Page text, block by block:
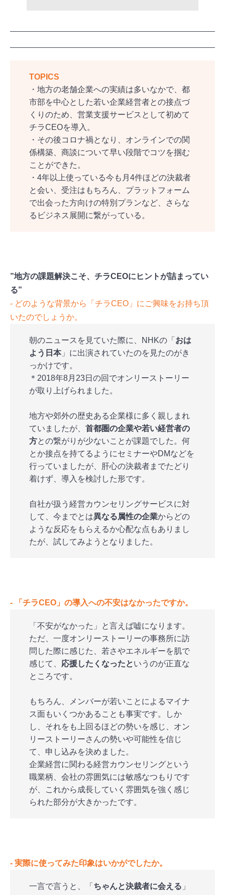
TOPICS
・地方の老舗企業への実績は多いなかで、都
市部を中心とした若い企業経営者との接点づ
くりのため、営業支援サービスとして初めて
チラCEOを導入。
・その後コロナ禍となり、オンラインでの関
係構築、商談について早い段階でコツを掴む
ことができた。
・4年以上使っている今も月4件ほどの決裁者
と会い、受注はもちろん、プラットフォーム
で出会った方向けの特別プランなど、さらな
るビジネス展開に繋がっている。
”地方の課題解決こそ、チラCEOにヒントが詰まってい
る”
‐ どのような背景から「チラCEO」にご興味をお持ち頂
いたのでしょうか。
朝のニュースを見ていた際に、NHKの「 おは
よう日本」に出演されていたのを見たのがき
っかけです。
＊2018年8月23日の回でオンリーストーリー
が取り上げられました。
地方や郊外の歴史ある企業様に多く親しまれ
ていましたが、 首都圏の企業や若い経営者の
方との繋がりが少ないことが課題でした。何
とか接点を持てるようにセミナーやDMなどを
行っていましたが、肝心の決裁者までたどり
着けず、導入を検討した形です。
自社が扱う経営カウンセリングサービスに対
して、今までとは異なる属性の企業からどの
ような反応をもらえるか心配な点もありまし
たが、試してみようとなりました。
‐ 「チラCEO」の導入への不安はなかったですか。
「不安がなかった」と言えば嘘になります。
ただ、一度オンリーストーリーの事務所に訪
問した際に感じた、若さやエネルギーを肌で
感じて、 応援したくなったというのが正直な
ところです。
もちろん、メンバーが若いことによるマイナ
ス面もいくつかあることも事実です。しか
し、それをも上回るほどの勢いを感じ、オン
リーストーリーさんの勢いや可能性を信じ
て、申し込みを決めました。
企業経営に関わる経営カウンセリングという
職業柄、会社の雰囲気には敏感なつもりです
が、これから成長していく雰囲気を強く感じ
られた部分が大きかったです。
‐ 実際に使ってみた印象はいかがでしたか。
一言で言うと、「 ちゃんと決裁者に会える 」